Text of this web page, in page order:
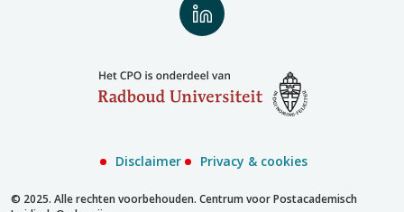
Volg
LinkedIn
© 2025. Alle rechten voorbehouden. Centrum voor Postacademisch
Disclaimer Privacy & cookies